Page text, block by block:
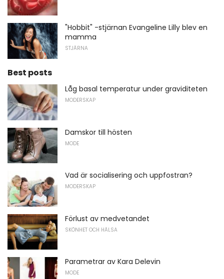
"Hobbit" -stjärnan Evangeline Lilly blev en
mamma
STJÄRNA
Best posts
Låg basal temperatur under graviditeten
MODERSKAP
Damskor till hösten
MODE
Vad är socialisering och uppfostran?
MODERSKAP
Förlust av medvetandet
SKÖNHET OCH HÄLSA
Parametrar av Kara Delevin
MODE